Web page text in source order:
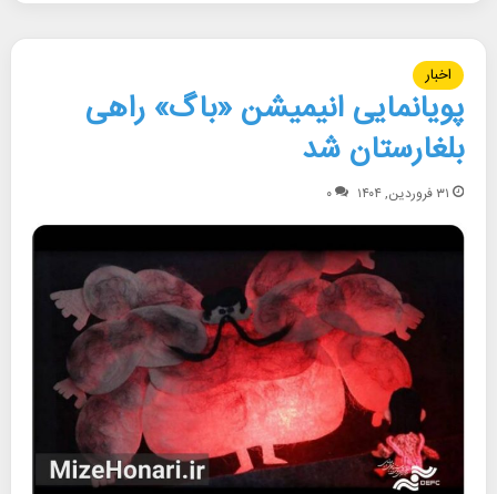
اخبار
پویانمایی انیمیشن «باگ» راهی
بلغارستان شد
۳۱ فروردین, ۱۴۰۴ ۰